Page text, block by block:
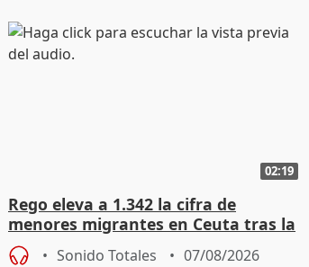
02:19
Rego eleva a 1.342 la cifra de
menores migrantes en Ceuta tras la
entrada masiva
Sonido Totales 07/08/2026